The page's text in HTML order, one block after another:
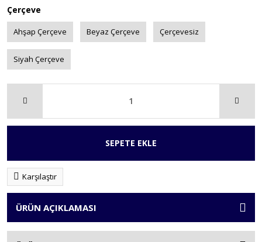
Çerçeve
Ahşap Çerçeve Beyaz Çerçeve Çerçevesiz
Siyah Çerçeve
SEPETE EKLE
Karşılaştır
ÜRÜN AÇIKLAMASI